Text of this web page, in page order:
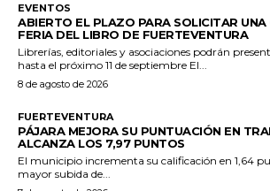
EVENTOS
ABIERTO EL PLAZO PARA SOLICITAR UNA
FERIA DEL LIBRO DE FUERTEVENTURA
Librerías, editoriales y asociaciones podrán
hasta el próximo 11 de septiembre El...
8 de agosto de 2026
FUERTEVENTURA
PÁJARA MEJORA SU PUNTUACIÓN EN
ALCANZA LOS 7,97 PUNTOS
El municipio incrementa su calificación en 1,64
mayor subida de...